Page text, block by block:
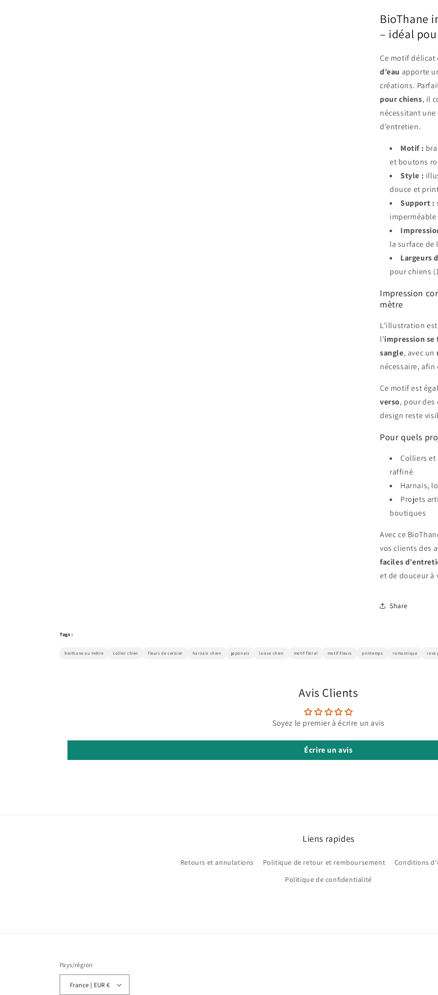
BioThane
– idéal
Ce motif délicat
d’eau apporte
créations.
pour chiens, il
nécessitant
d’entretien.
Motif :
et boutons
Style :
douce et
Support :
la surface de
Largeurs
pour chiens
Impression
mètre
L’illustration
l’impression
sangle, avec un
nécessaire,
Ce motif est
verso, pour
design reste
Pour quels
Colliers
raffiné
Harnais,
Projets
boutiques
Avec ce
vos clients des
faciles
et de douceur
Share
Tags :
biothane au mètre collier chien fleurs de cerisier harnais chien japonais laisse chien motif floral motif:fleurs printemps romantique rose
Avis Clients
Soyez le premier à écrire un avis
Écrire un avis
Liens rapides
Retours et annulations Politique de retour et remboursement
Conditions
Politique de confidentialité
Pays/région
France | EUR €